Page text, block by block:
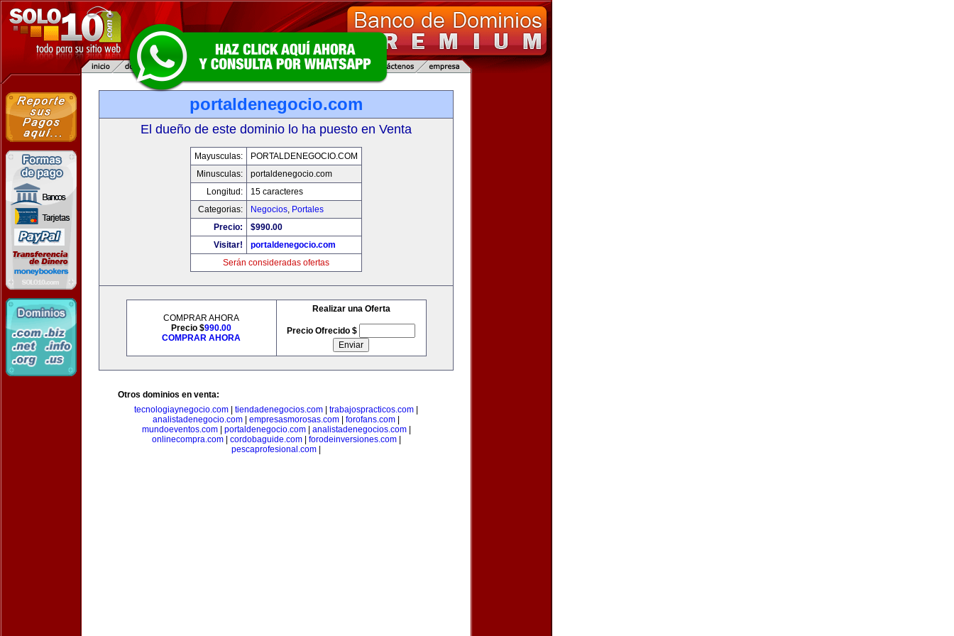
portaldenegocio.com
El dueño de este dominio lo ha puesto en Venta
Mayusculas:
PORTALDENEGOCIO.COM
Minusculas:
portaldenegocio.com
Longitud:
15 caracteres
Categorias:
Negocios, Portales
Precio:
$990.00
Visitar!
portaldenegocio.com
Serán consideradas ofertas
COMPRAR AHORA
Precio $990.00
COMPRAR AHORA
Realizar una Oferta
Precio Ofrecido $
Otros dominios en venta:
tecnologiaynegocio.com
tiendadenegocios.com trabajospracticos.com
analistadenegocio.com
empresasmorosas.com forofans.com
mundoeventos.com| portaldenegocio.com| analistadenegocios.com|
onlinecompra.com| cordobaguide.com| forodeinversiones.com|
pescaprofesional.com